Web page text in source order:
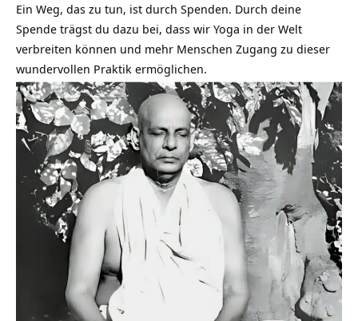
Ein Weg, das zu tun, ist durch Spenden. Durch deine
Spende trägst du dazu bei, dass wir Yoga in der Welt
verbreiten können und mehr Menschen Zugang zu dieser
wundervollen Praktik ermöglichen.